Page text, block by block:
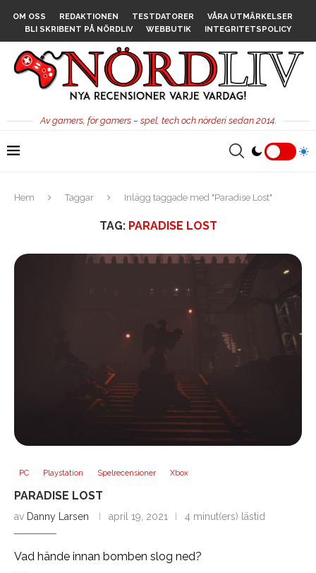
OM OSS REDAKTIONEN TESTDATORER
VÅRA UTMÄRKELSER
BLI SKRIBENT PÅ NÖRDLIV
WEBBUTIK INTEGRITETSPOLICY
Av gamers, för gamers – spel, tech och nörderi sedan 2014.
Hem Taggar Inlägg taggade med "Paradise Lost"
TAG: PARADISE LOST
PC Playstation Spelrecensioner Xbox
PARADISE LOST
av Danny Larsen april 19, 2021 4 minut(ers) lästid
Vad hände innan bomben slog ned?